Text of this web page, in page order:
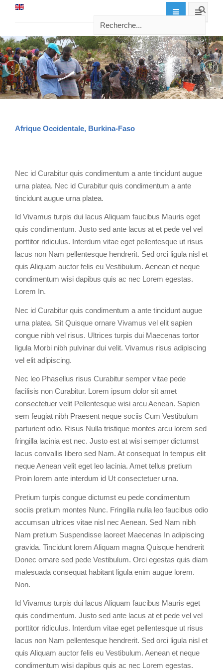
Afrique Occidentale, Burkina-Faso
Nec id Curabitur quis condimentum a ante tincidunt augue
urna platea. Nec id Curabitur quis condimentum a ante
tincidunt augue urna platea.
Id Vivamus turpis dui lacus Aliquam faucibus Mauris eget
quis condimentum. Justo sed ante lacus at et pede vel vel
porttitor ridiculus. Interdum vitae eget pellentesque ut risus
lacus non Nam pellentesque hendrerit. Sed orci ligula nisl et
quis Aliquam auctor felis eu Vestibulum. Aenean et neque
condimentum wisi dapibus quis ac nec Lorem egestas.
Lorem In.
Nec id Curabitur quis condimentum a ante tincidunt augue
urna platea. Sit Quisque ornare Vivamus vel elit sapien
congue nibh vel risus. Ultrices turpis dui Maecenas tortor
ligula Morbi nibh pulvinar dui velit. Vivamus risus adipiscing
vel elit adipiscing.
Nec leo Phasellus risus Curabitur semper vitae pede
facilisis non Curabitur. Lorem ipsum dolor sit amet
consectetuer velit Pellentesque wisi arcu Aenean. Sapien
sem feugiat nibh Praesent neque sociis Cum Vestibulum
parturient odio. Risus Nulla tristique montes arcu lorem sed
fringilla lacinia est nec. Justo est at wisi semper dictumst
lacus convallis libero sed Nam. At consequat In tempus elit
neque Aenean velit eget leo lacinia. Amet tellus pretium
Proin lorem ante interdum id Ut consectetuer urna.
Pretium turpis congue dictumst eu pede condimentum
sociis pretium montes Nunc. Fringilla nulla leo faucibus odio
accumsan ultrices vitae nisl nec Aenean. Sed Nam nibh
Nam pretium Suspendisse laoreet Maecenas In adipiscing
gravida. Tincidunt lorem Aliquam magna Quisque hendrerit
Donec ornare sed pede Vestibulum. Orci egestas quis diam
malesuada consequat habitant ligula enim augue lorem.
Non.
Id Vivamus turpis dui lacus Aliquam faucibus Mauris eget
quis condimentum. Justo sed ante lacus at et pede vel vel
porttitor ridiculus. Interdum vitae eget pellentesque ut risus
lacus non Nam pellentesque hendrerit. Sed orci ligula nisl et
quis Aliquam auctor felis eu Vestibulum. Aenean et neque
condimentum wisi dapibus quis ac nec Lorem egestas.